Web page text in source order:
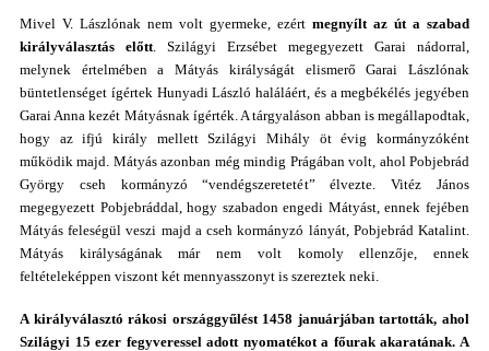
Mivel V. Lászlónak nem volt gyermeke, ezért megnyílt az út a szabad
királyválasztás előtt. Szilágyi Erzsébet megegyezett Garai nádorral,
melynek értelmében a Mátyás királyságát elismerő Garai Lászlónak
büntetlenséget ígértek Hunyadi László haláláért, és a megbékélés jegyében
Garai Anna kezét Mátyásnak ígérték. A tárgyaláson abban is megállapodtak,
hogy az ifjú király mellett Szilágyi Mihály öt évig kormányzóként
működik majd. Mátyás azonban még mindig Prágában volt, ahol Pobjebrád
György cseh kormányzó “vendégszeretetét” élvezte. Vitéz János
megegyezett Pobjebráddal, hogy szabadon engedi Mátyást, ennek fejében
Mátyás feleségül veszi majd a cseh kormányzó lányát, Pobjebrád Katalint.
Mátyás királyságának már nem volt komoly ellenzője, ennek
feltételeképpen viszont két mennyasszonyt is szereztek neki.
A királyválasztó rákosi országgyűlést 1458 januárjában tartották, ahol
Szilágyi 15 ezer fegyveressel adott nyomatékot a főurak akaratának. A